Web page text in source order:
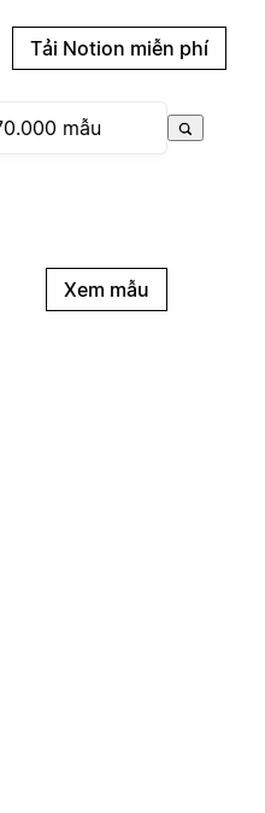
Tải Notion miễn phí
Xem mẫu